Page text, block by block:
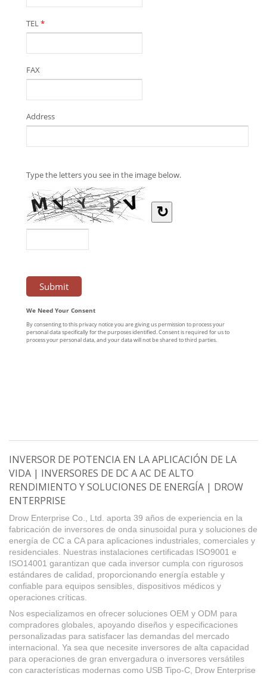
INVERSOR DE POTENCIA EN LA APLICACIÓN DE LA
VIDA | INVERSORES DE DC A AC DE ALTO
RENDIMIENTO Y SOLUCIONES DE ENERGÍA | DROW
ENTERPRISE
Drow Enterprise Co., Ltd. aporta 39 años de experiencia en la
fabricación de inversores de onda sinusoidal pura y soluciones de
energía de CC a CA para aplicaciones industriales, comerciales y
residenciales. Nuestras instalaciones certificadas ISO9001 e
ISO14001 garantizan que cada inversor cumpla con rigurosos
estándares de calidad, proporcionando energía estable y
confiable para equipos sensibles, dispositivos médicos y
operaciones críticas.
Nos especializamos en ofrecer soluciones OEM y ODM para
compradores globales, apoyando diseños y especificaciones
personalizadas para satisfacer las demandas del mercado
internacional. Ya sea que necesite inversores de alta capacidad
para operaciones de gran envergadura o inversores versátiles
con características modernas como USB Tipo-C, Drow Enterprise